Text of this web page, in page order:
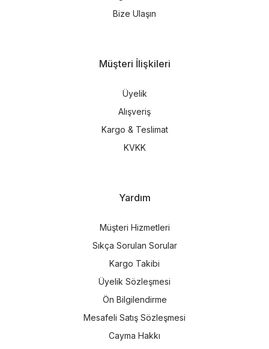
Bize Ulaşın
Müşteri İlişkileri
Üyelik
Alışveriş
Kargo & Teslimat
KVKK
Yardım
Müşteri Hizmetleri
Sıkça Sorulan Sorular
Kargo Takibi
Üyelik Sözleşmesi
Ön Bilgilendirme
Mesafeli Satış Sözleşmesi
Cayma Hakkı